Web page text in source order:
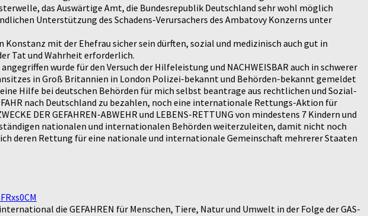
das Auswärtige Amt, die Bundesrepublik Deutschland sehr wohl möglich
Unterstützung des Schadens-Verursachers des Ambatovy Konzerns unter
mit der Ehefrau sicher sein dürften, sozial und medizinisch auch gut in
Tat und Wahrheit erforderlich.
wurde für den Versuch der Hilfeleistung und NACHWEISBAR auch in schwerer
in Groß Britannien in London Polizei-bekannt und Behörden-bekannt gemeldet
Hilfe bei deutschen Behörden für mich selbst beantrage aus rechtlichen und Sozial-
nach Deutschland zu bezahlen, noch eine internationale Rettungs-Aktion für
DER GEFAHREN-ABWEHR und LEBENS-RETTUNG von mindestens 7 Kindern und
nationalen und internationalen Behörden weiterzuleiten, damit nicht noch
deren Rettung für eine nationale und internationale Gemeinschaft mehrerer Staaten
die GEFAHREN für Menschen, Tiere, Natur und Umwelt in der Folge der GAS-